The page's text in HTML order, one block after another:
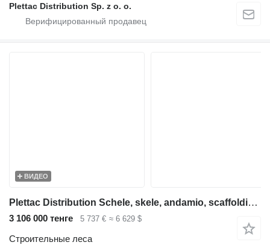
Plettac Distribution Sp. z o. o.
ВИДЕО
Plettac Distribution Schele, skele, andamio, scaffolding, pastoliai, tellingud, modul
3 106 000 тенге 5 737 € ≈ 6 629 $
Строительные леса